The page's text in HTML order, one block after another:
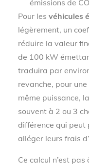
émissions de
Pour lesvéhicules
légèrement, un
réduire la valeur
de 100 kW
traduira par
revanche, pour
même puissance,
souvent à 2 ou 3
différence qui peut
alléger leurs frais
Ce calcul n’est